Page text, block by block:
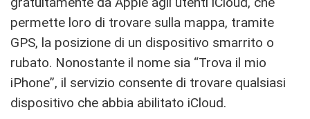
permette loro di trovare sulla mappa, tramite
GPS, la posizione di un dispositivo smarrito o
rubato. Nonostante il nome sia “Trova il mio
iPhone”, il servizio consente di trovare qualsiasi
dispositivo che abbia abilitato iCloud.